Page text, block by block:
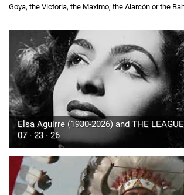
Goya, the Victoria, the Maximo, the Alarcón or the
Elsa Aguirre (1930-2026) and THE
07 · 23 · 26